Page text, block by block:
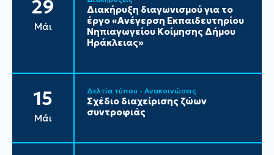
29
Μάι
Διακήρυξη διαγωνισμού για το
έργο «Ανέγερση Εκπαιδευτηρίου
Νηπιαγωγείου Κοίμησης Δήμου
Ηράκλειας»
15
Μάι
Δελτία τύπου - Ανακοινώσεις
Σχέδιο διαχείρισης ζώων
συντροφιάς